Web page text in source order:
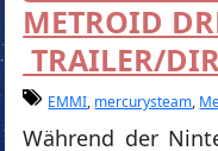
METROID
TRAILER/
EMMI, mercurysteam,
Während der